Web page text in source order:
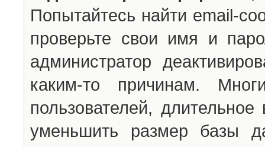
Попытайтесь найти email-
проверьте свои имя и
администратор
каким-то причинам.
пользователей,
уменьшить размер базы